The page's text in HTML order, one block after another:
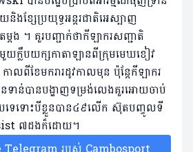
ងខ្សែប្រយុទ្ធអន្តរជាតិអេស្បាញ
តង ។ គួរបញ្ជាក់ថា​កីឡាករសញ្ជាតិ​
ក្លឹបយក្សកាតាឡានពីក្រុមមេឃខៀវ
ពីខែមករារដូវកាលមុន ប៉ុន្តែកីឡាករ​
ទាន់បានបង្ហាញទម្រង់លេងគួរអោយ​ចាប់​
េទោះបីខ្លួនបាន៤៩លើក ស៊ុតបញ្ចូលទី​
៧ដងក៏ដោយ។